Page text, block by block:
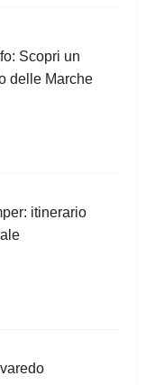
Scopri un
delle Marche
itinerario